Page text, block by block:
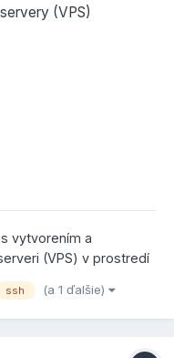
(VPS)
vytvorením a
(VPS) v prostredí
prostredia Linux a
web v ISPConfig.
ssh (a 1 ďalšie)